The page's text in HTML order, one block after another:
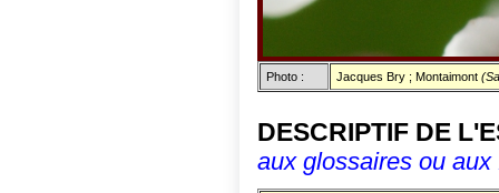
Photo : Jacques Bry ; Montaimont
DESCRIPTIF DE
aux glossaires ou